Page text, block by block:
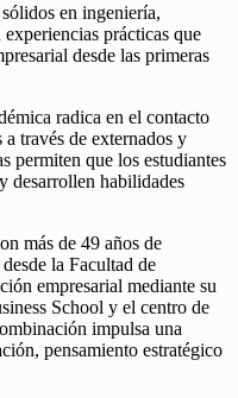
en ingeniería,
prácticas que
desde las primeras
radica en el contacto
través de externados y
permiten que los estudiantes
desarrollen habilidades
más de 49 años de
la Facultad de
empresarial mediante su
School y el centro de
impulsa una
pensamiento estratégico